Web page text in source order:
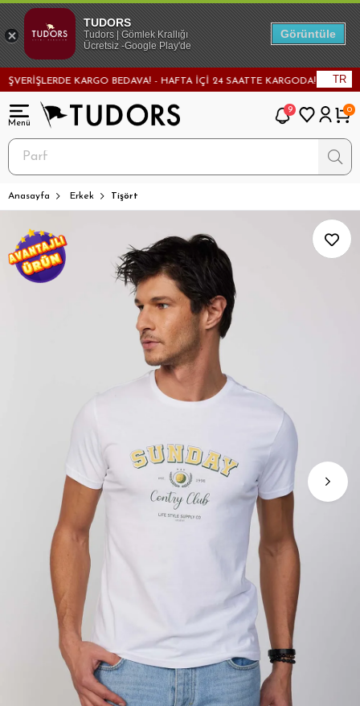
KARGO BEDAVA! - HAFTA İÇİ 24 SAATTE KARGODA! - TR
9 0
Anasayfa Erkek Tişört
TUDORS
Tudors | Gömlek Krallığı
Ücretsiz -Google Play'de
Görüntüle